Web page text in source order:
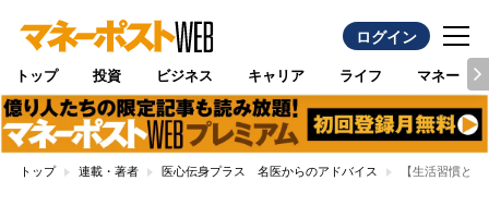
ログイン
トップ 投資 ビジネス キャリア ライフ マネー
トップ 連載・著者 医心伝身プラス 名医からのアドバイス 【生活習慣と